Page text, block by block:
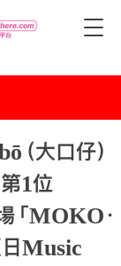
大口仔）
1位
「MOKO．
Music